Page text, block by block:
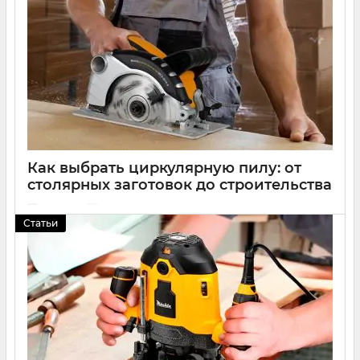
сварочное оборудование садовую технику
клининговый
,деревообрабатывающий
инструмент,шлифовальные машины
шуруповерты дрели и миксеры строительные
перфораторы и отбойные молотки
генераторы
специнструменти прочее.
5 причин выбрать
Как выбрать циркулярную пилу: от
столярных заготовок до строительства
Статьи